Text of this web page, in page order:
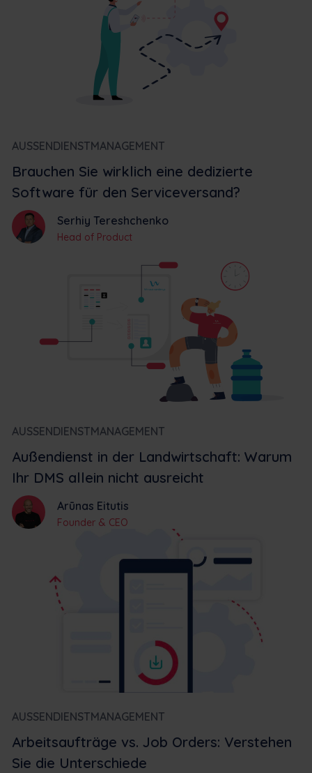
AUSSENDIENSTMANAGEMENT
Brauchen Sie wirklich eine dedizierte
Software für den Serviceversand?
Serhiy Tereshchenko
Head of Product
AUSSENDIENSTMANAGEMENT
Außendienst in der Landwirtschaft: Warum
Ihr DMS allein nicht ausreicht
Arūnas Eitutis
Founder & CEO
AUSSENDIENSTMANAGEMENT
Arbeitsaufträge vs. Job Orders: Verstehen
Sie die Unterschiede